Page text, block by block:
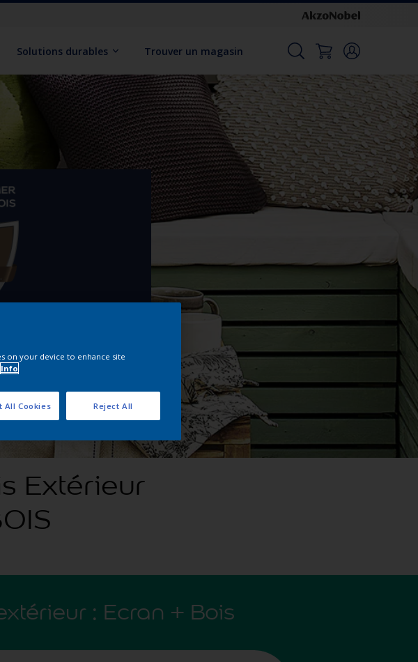
Solutions durables Trouver un magasin
Extérieur
: Ecran + Bois
on your device to enhance site
Info
Reject All
All Cookies